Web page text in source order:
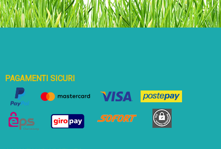
PAGAMENTI SICURI